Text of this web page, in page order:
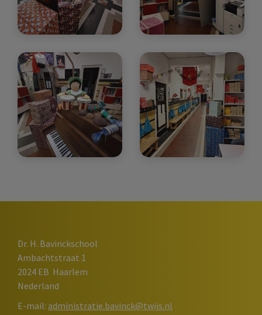
Dr. H. Bavinckschool
Ambachtstraat 1
2024 EB Haarlem
Nederland
E-mail: administratie.bavinck@twijs.nl